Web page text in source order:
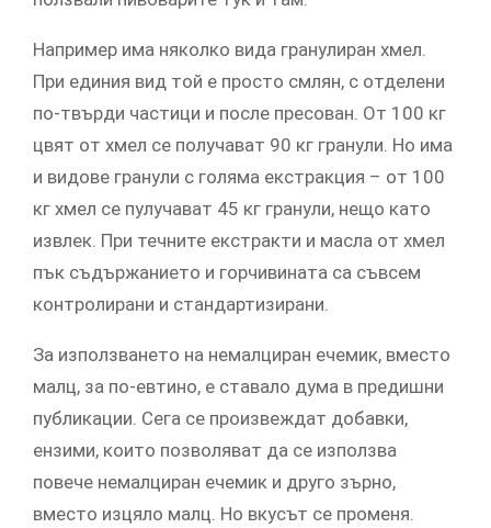
Например има няколко вида гранулиран хмел.
При единия вид той е просто смлян, с отделени
по-твърди частици и после пресован. От 100 кг
цвят от хмел се получават 90 кг гранули. Но има
и видове гранули с голяма екстракция – от 100
кг хмел се пулучават 45 кг гранули, нещо като
извлек. При течните екстракти и масла от хмел
пък съдържанието и горчивината са съвсем
контролирани и стандартизирани.
За използването на немалциран ечемик, вместо
малц, за по-евтино, е ставало дума в предишни
публикации. Сега се произвеждат добавки,
ензими, които позволяват да се използва
повече немалциран ечемик и друго зърно,
вместо изцяло малц. Но вкусът се променя.